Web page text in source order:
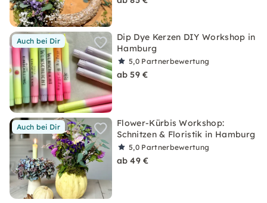
Auch bei Dir
Dip Dye Kerzen DIY Workshop in
Hamburg
5,0 Partnerbewertung
ab 59 €
Auch bei Dir
Flower-Kürbis Workshop:
Schnitzen & Floristik in Hamburg
5,0 Partnerbewertung
ab 49 €